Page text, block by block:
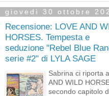
giovedì 30 ottobre
Recensione: LOVE AND
HORSES. Tempesta e
seduzione "Rebel Blue
serie #2" di LYLA SAGE
Sabrina ci riporta
AND WILD
secondo capitolo